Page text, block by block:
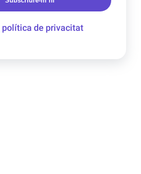
política de privacitat